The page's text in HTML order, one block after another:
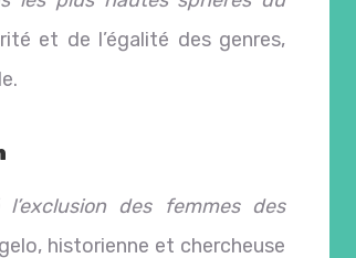
et de l’égalité des genres,
des femmes des
historienne et chercheuse